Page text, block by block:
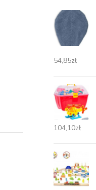
54,85zł
104,10zł